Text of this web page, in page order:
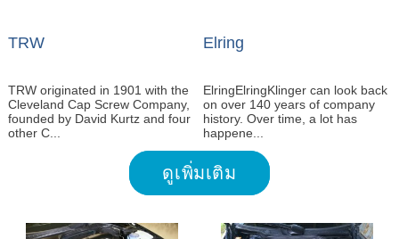
TRW
TRW originated in 1901 with the
Cleveland Cap Screw Company,
founded by David Kurtz and four
other C...
Elring
ElringElringKlinger can look back
on over 140 years of company
history. Over time, a lot has
happene...
ดูเพิ่มเติม